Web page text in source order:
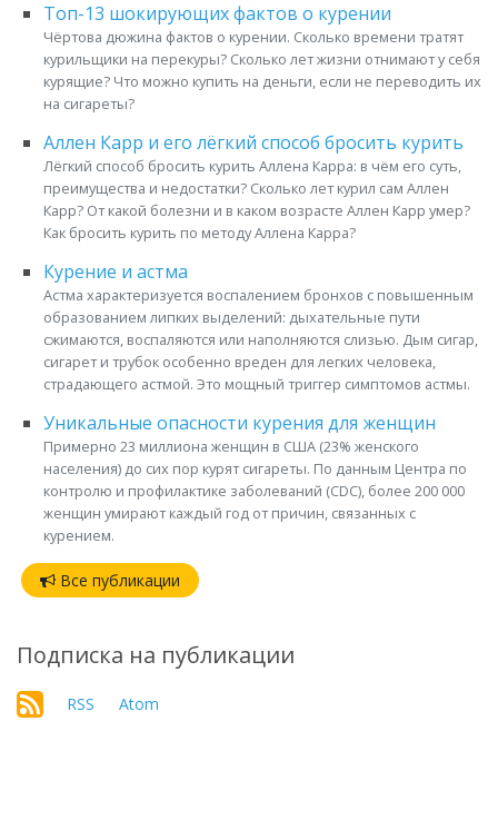
Топ-13 шокирующих фактов о курении
Чёртова дюжина фактов о курении. Сколько времени тратят
курильщики на перекуры? Сколько лет жизни отнимают у себя
курящие? Что можно купить на деньги, если не переводить их
на сигареты?
Аллен Карр и его лёгкий способ бросить курить
Лёгкий способ бросить курить Аллена Карра: в чём его суть,
преимущества и недостатки? Сколько лет курил сам Аллен
Карр? От какой болезни и в каком возрасте Аллен Карр умер?
Как бросить курить по методу Аллена Карра?
Курение и астма
Астма характеризуется воспалением бронхов с повышенным
образованием липких выделений: дыхательные пути
сжимаются, воспаляются или наполняются слизью. Дым сигар,
сигарет и трубок особенно вреден для легких человека,
страдающего астмой. Это мощный триггер симптомов астмы.
Уникальные опасности курения для женщин
Примерно 23 миллиона женщин в США (23% женского
населения) до сих пор курят сигареты. По данным Центра по
контролю и профилактике заболеваний (CDC), более 200 000
женщин умирают каждый год от причин, связанных с
курением.
Все публикации
Подписка на публикации
RSS Atom